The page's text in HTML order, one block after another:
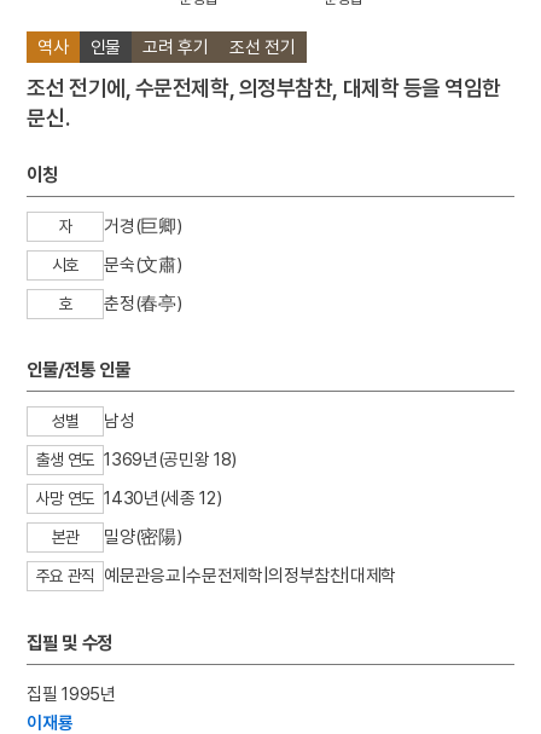
역사 인물 고려 후기 조선 전기
조선 전기에, 수문전제학, 의정부참찬, 대제학 등을 역임한
문신.
이칭
자 거경(巨卿)
시호 문숙(文肅)
호 춘정(春亭)
인물/전통 인물
성별 남성
출생 연도 1369년(공민왕 18)
사망 연도 1430년(세종 12)
본관 밀양(密陽)
주요 관직 예문관응교|수문전제학|의정부참찬|대제학
집필 및 수정
집필 1995년
이재룡